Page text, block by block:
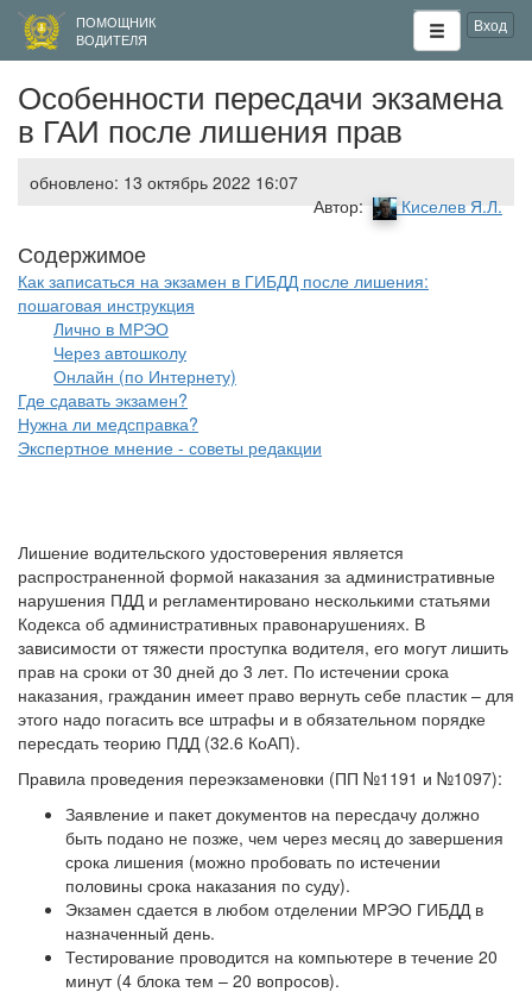
ПОМОЩНИК
ВОДИТЕЛЯ
Вход
Особенности пересдачи экзамена
в ГАИ после лишения прав
обновлено: 13 октябрь 2022 16:07
Автор:
Киселев Я.Л.
Как записаться на экзамен в ГИБДД после лишения:
пошаговая инструкция
Лично в МРЭО
Через автошколу
Онлайн (по Интернету)
Где сдавать экзамен?
Нужна ли медсправка?
Экспертное мнение - советы редакции
Лишение водительского удостоверения является
распространенной формой наказания за административные
нарушения ПДД и регламентировано несколькими статьями
Кодекса об административных правонарушениях. В
зависимости от тяжести проступка водителя, его могут лишить
прав на сроки от 30 дней до 3 лет. По истечении срока
наказания, гражданин имеет право вернуть себе пластик – для
этого надо погасить все штрафы и в обязательном порядке
пересдать теорию ПДД (32.6 КоАП).
Правила проведения переэкзаменовки (ПП №1191 и №1097):
Заявление и пакет документов на пересдачу должно
быть подано не позже, чем через месяц до завершения
срока лишения (можно пробовать по истечении
половины срока наказания по суду).
Экзамен сдается в любом отделении МРЭО ГИБДД в
назначенный день.
Тестирование проводится на компьютере в течение 20
минут (4 блока тем – 20 вопросов).